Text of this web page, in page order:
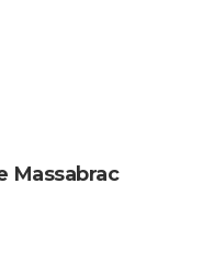
Massabrac